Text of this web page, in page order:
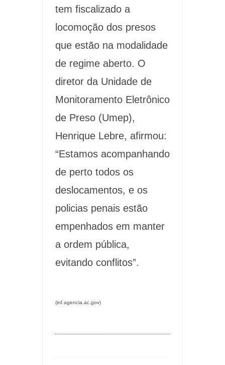
tem fiscalizado a
locomoção dos presos
que estão na modalidade
de regime aberto. O
diretor da Unidade de
Monitoramento Eletrônico
de Preso (Umep),
Henrique Lebre, afirmou:
“Estamos acompanhando
de perto todos os
deslocamentos, e os
policias penais estão
empenhados em manter
a ordem pública,
evitando conflitos”.
(inf.agencia.ac.gov)